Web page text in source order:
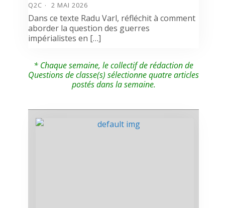
Q2C 2 MAI 2026
Dans ce texte Radu Varl, réfléchit à comment
aborder la question des guerres
impérialistes en […]
* Chaque semaine, le collectif de rédaction de
Questions de classe(s) sélectionne quatre articles
postés dans la semaine.